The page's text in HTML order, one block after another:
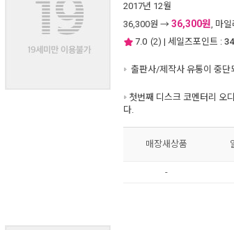
2017년 12월
36,300원 → 36,300원, 마일
7.0 (2) | 세일즈포인트 :
출판사/제작사 유통이 중단
첫번째 디스크 코멘터리 오
다.
매장새상품
-